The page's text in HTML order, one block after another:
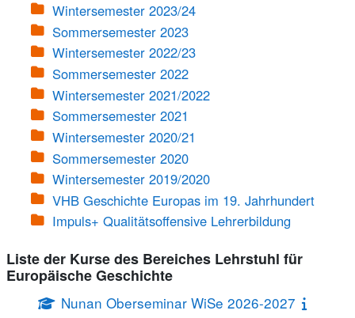
Wintersemester 2023/24
Sommersemester 2023
Wintersemester 2022/23
Sommersemester 2022
Wintersemester 2021/2022
Sommersemester 2021
Wintersemester 2020/21
Sommersemester 2020
Wintersemester 2019/2020
VHB Geschichte Europas im 19. Jahrhundert
Impuls+ Qualitätsoffensive Lehrerbildung
Liste der Kurse des Bereiches Lehrstuhl für
Europäische Geschichte
Nunan Oberseminar WiSe 2026-2027